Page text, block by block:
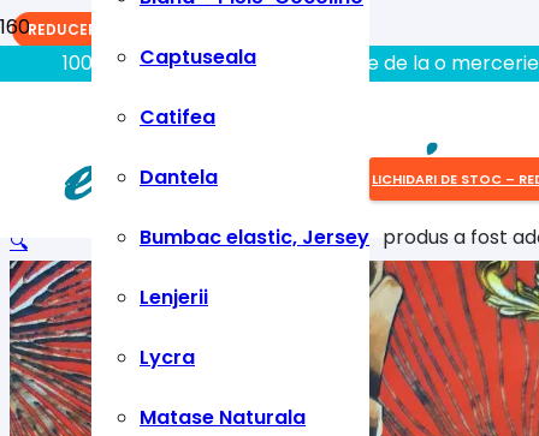
100% aici gasiti tot ce aveti nevoie de la o
Captuseala
Catifea
Dantela
Bumbac elastic, Jersey
Lenjerii
Lycra
Matase Naturala
LICHIDARI DE STOC –
produsa fost
🔍
REDUCERI!